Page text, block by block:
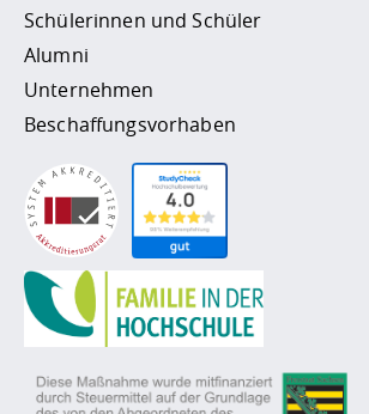
Schülerinnen und Schüler
Alumni
Unternehmen
Beschaffungsvorhaben